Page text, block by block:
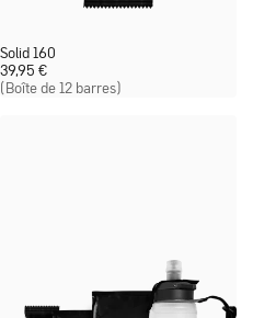
Solid 160
(Boîte de 12 barres)
39,95 €